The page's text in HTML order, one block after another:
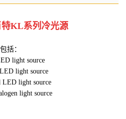
KL系列冷光源
括：
light source
light source
LED light source
light source